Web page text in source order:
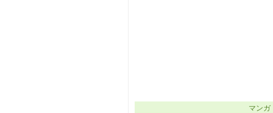
マンガ